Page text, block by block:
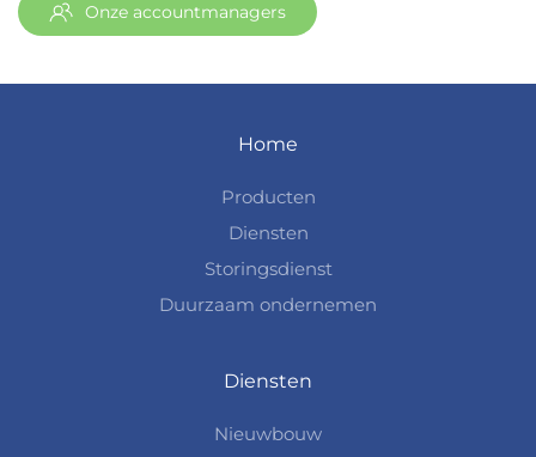
Onze accountmanagers
Home
Producten
Diensten
Storingsdienst
Duurzaam ondernemen
Diensten
Nieuwbouw